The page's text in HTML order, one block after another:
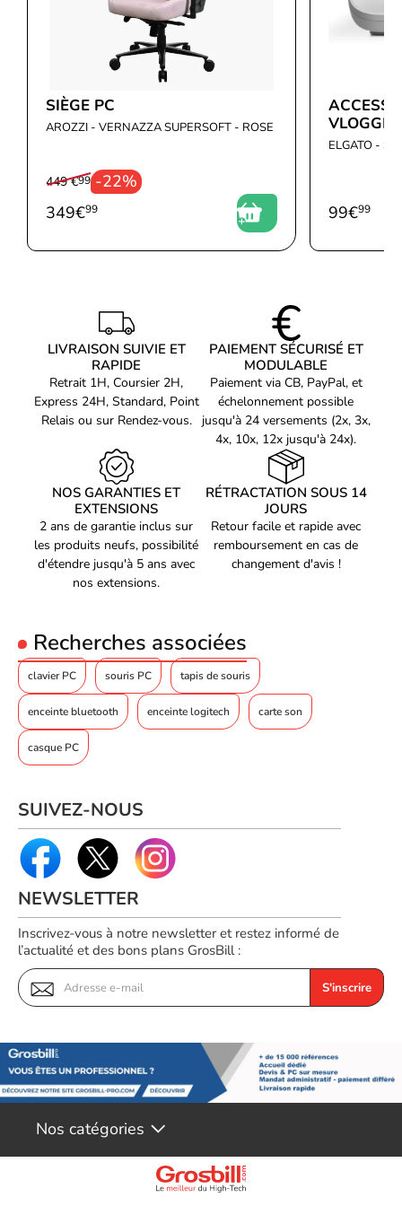
SIÈGE PC
AROZZI - VERNAZZA SUPERSOFT - ROSE
-22%
449 €99
349€99
ELGATO -
99€99
LIVRAISON SUIVIE ET
RAPIDE
Retrait 1H, Coursier 2H,
Express 24H, Standard, Point
Relais ou sur Rendez-vous.
PAIEMENT SÉCURISÉ ET
MODULABLE
Paiement via CB, PayPal, et
échelonnement possible
jusqu'à 24 versements (2x, 3x,
4x, 10x, 12x jusqu'à 24x).
NOS GARANTIES ET
EXTENSIONS
2 ans de garantie inclus sur
les produits neufs, possibilité
d'étendre jusqu'à 5 ans avec
nos extensions.
RÉTRACTATION SOUS 14
JOURS
Retour facile et rapide avec
remboursement en cas de
changement d'avis !
Recherches associées
clavier PC souris PC tapis de souris
enceinte bluetooth enceinte logitech carte son
casque PC
SUIVEZ-NOUS
NEWSLETTER
Inscrivez-vous à notre newsletter et restez informé de
l’actualité et des bons plans GrosBill :
S'inscrire
Nos catégories